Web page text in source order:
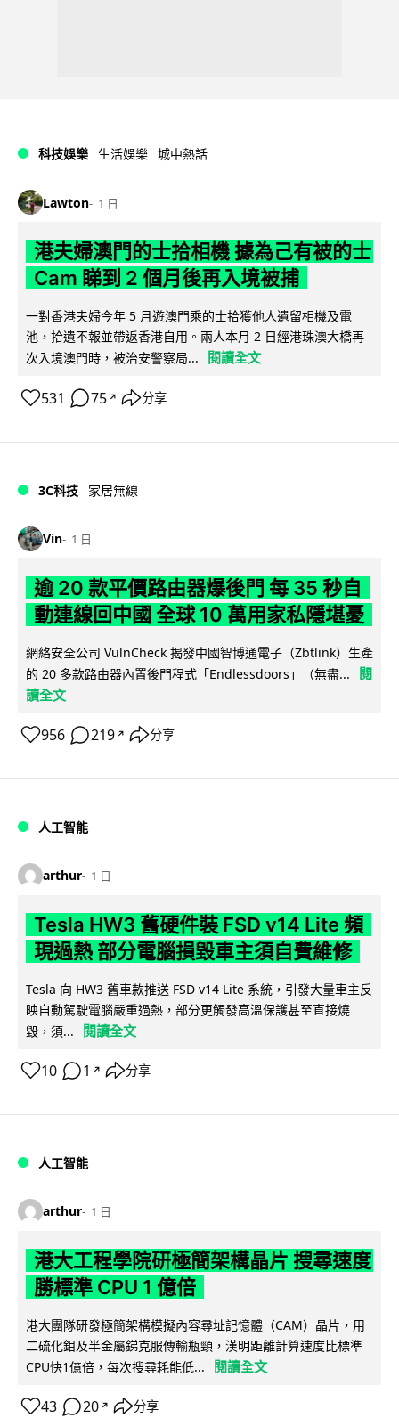
科技娛樂 生活娛樂 城中熱話
Lawton 1 日
港夫婦澳門的士拾相機 據為己有被的士
Cam 睇到 2 個月後再入境被捕
一對香港夫婦今年 5 月遊澳門乘的士拾獲他人遺留相機及電
池，拾遺不報並帶返香港自用。兩人本月 2 日經港珠澳大橋再
次入境澳門時，被治安警察局...
閱讀全文
531 75 ↗ 分享
3C科技 家居無線
Vin 1 日
逾 20 款平價路由器爆後門 每 35 秒自
動連線回中國 全球 10 萬用家私隱堪憂
網絡安全公司 VulnCheck 揭發中國智博通電子（Zbtlink）生產
的 20 多款路由器內置後門程式「Endlessdoors」（無盡...
閱
讀全文
956 219 ↗ 分享
人工智能
arthur 1 日
Tesla HW3 舊硬件裝 FSD v14 Lite 頻
現過熱 部分電腦損毀車主須自費維修
Tesla 向 HW3 舊車款推送 FSD v14 Lite 系統，引發大量車主反
映自動駕駛電腦嚴重過熱，部分更觸發高溫保護甚至直接燒
毀，須...
閱讀全文
10 1 ↗ 分享
人工智能
arthur 1 日
港大工程學院研極簡架構晶片 搜尋速度
勝標準 CPU 1 億倍
港大團隊研發極簡架構模擬內容尋址記憶體（CAM）晶片，用
二硫化鉬及半金屬銻克服傳輸瓶頸，漢明距離計算速度比標準
CPU快1億倍，每次搜尋耗能低...
閱讀全文
43 20 ↗ 分享